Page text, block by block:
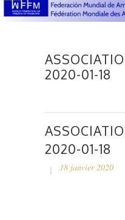
2020-01-18
2020-01-18
18 janvier 2020